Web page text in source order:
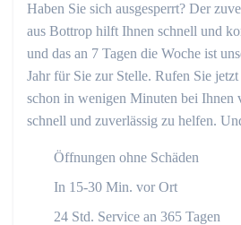
Haben Sie sich ausgesperrt? Der
aus Bottrop hilft Ihnen schnell und
und das an 7 Tagen die Woche ist
Jahr für Sie zur Stelle. Rufen Sie
schon in wenigen Minuten bei Ihnen
schnell und zuverlässig zu helfen.
Öffnungen ohne Schäden
In 15-30 Min. vor Ort
24 Std. Service an 365 Tagen